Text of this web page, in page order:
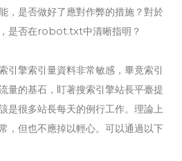
，是否做好了應對作弊的措施？對於
是否在robot.txt中清晰指明？
引擎索引量資料非常敏感，畢竟索引
量的基石，盯著搜索引擎站長平臺提
是很多站長每天的例行工作。理論上
，但也不應掉以輕心。可以通過以下